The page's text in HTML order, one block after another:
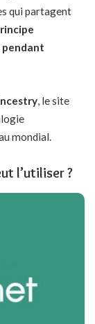
qui partagent
, le site
mondial.
l’utiliser ?